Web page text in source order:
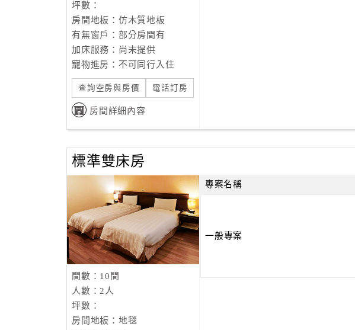
坪數：
房間地板：仿木質地板
有無窗戶：部分房間有
加床服務：尚未提供
寵物進房：不可同行入住
查詢空房與房價 電話訂房
房間詳細內容
標準雙床房
間數：10間
人數：2人
坪數：
房間地板：地毯
專案名稱
一般專案